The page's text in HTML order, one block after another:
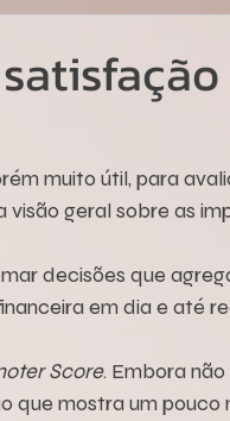
muito útil, para
geral sobre as
decisões que
em dia e até
Score. Embora
que mostra um pouco